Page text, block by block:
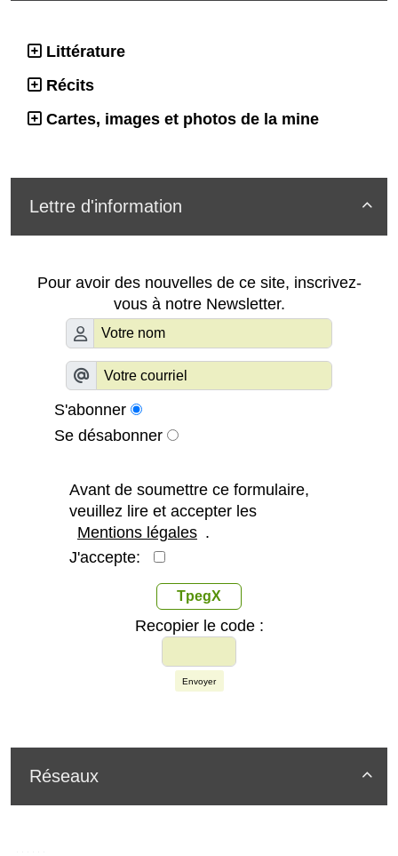
Littérature
Récits
Cartes, images et photos de la mine

Lettre d'information
Pour avoir des nouvelles de ce site, inscrivez-
vous à notre Newsletter.
S'abonner
Se désabonner
Avant de soumettre ce formulaire,
veuillez lire et accepter les
Mentions légales .
J'accepte:
TpegX
Recopier le code :
Envoyer

Réseaux